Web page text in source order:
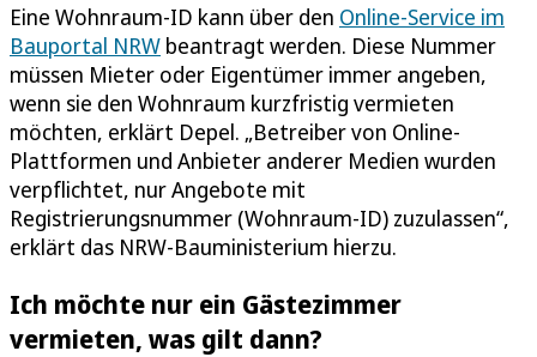
Eine Wohnraum-ID kann über den Online-Service im
Bauportal NRW beantragt werden. Diese Nummer
müssen Mieter oder Eigentümer immer angeben,
wenn sie den Wohnraum kurzfristig vermieten
möchten, erklärt Depel. „Betreiber von Online-
Plattformen und Anbieter anderer Medien wurden
verpflichtet, nur Angebote mit
Registrierungsnummer (Wohnraum-ID) zuzulassen“,
erklärt das NRW-Bauministerium hierzu.
Ich möchte nur ein Gästezimmer
vermieten, was gilt dann?